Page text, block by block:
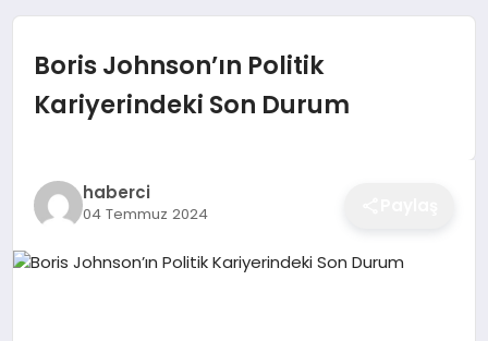
İZMIR HABERLERI
EĞITIM
Boris Johnson’ın Politik
Kariyerindeki Son Durum
haberci
04 Temmuz 2024